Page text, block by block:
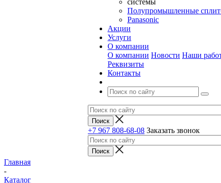
Полупромышленные
Panasonic
Акции
Услуги
О компании
О компании Новости Наши
Реквизиты
Контакты
+7 967 808-68-08 Заказать звонок
Главная
-
Каталог